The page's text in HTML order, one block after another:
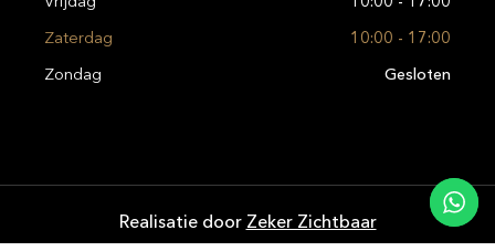
Zaterdag 10:00 - 17:00
Zondag Gesloten
Realisatie door Zeker Zichtbaar